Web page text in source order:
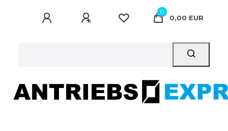
0
0,00 EUR